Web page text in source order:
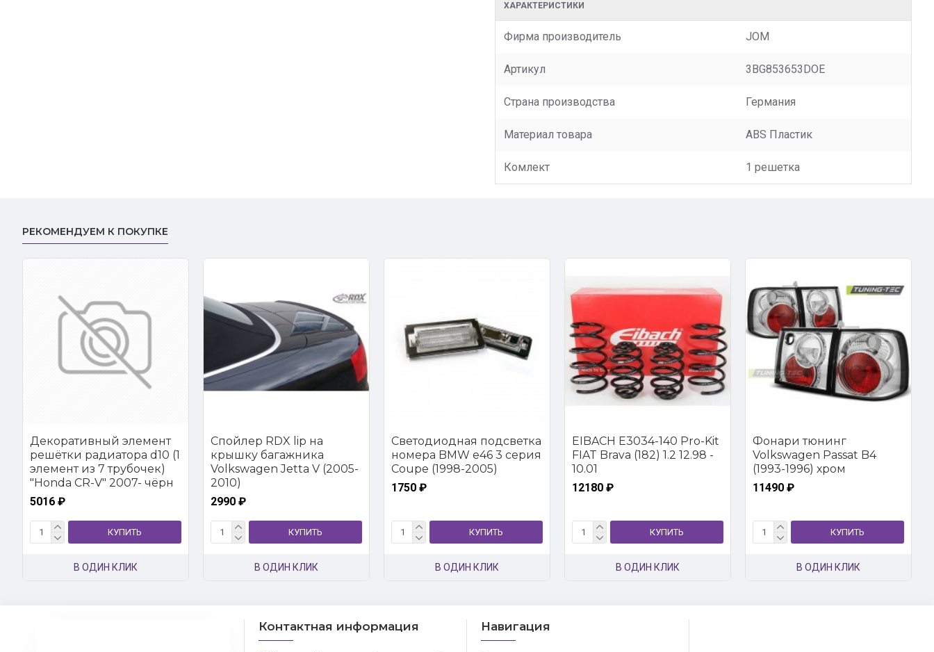
ХАРАКТЕРИСТИКИ
Фирма производитель JOM
Артикул 3BG853653DOE
Страна производства Германия
Материал товара ABS Пластик
Комлект 1 решетка
РЕКОМЕНДУЕМ К ПОКУПКЕ
Декоративный элемент
решётки радиатора d10 (1
элемент из 7 трубочек)
"Honda CR-V" 2007- чёрн
5016 ₽
КУПИТЬ
В ОДИН КЛИК
Спойлер RDX lip на
крышку багажника
Volkswagen Jetta V (2005-
2010)
2990 ₽
КУПИТЬ
В ОДИН КЛИК
Светодиодная подсветка
номера BMW e46 3 серия
Coupe (1998-2005)
1750 ₽
КУПИТЬ
В ОДИН КЛИК
EIBACH E3034-140 Pro-Kit
FIAT Brava (182) 1.2 12.98 -
10.01
12180 ₽
КУПИТЬ
В ОДИН КЛИК
Фонари тюнинг
Volkswagen Passat B4
(1993-1996) хром
11490 ₽
КУПИТЬ
В ОДИН КЛИК
Контактная информация Навигация